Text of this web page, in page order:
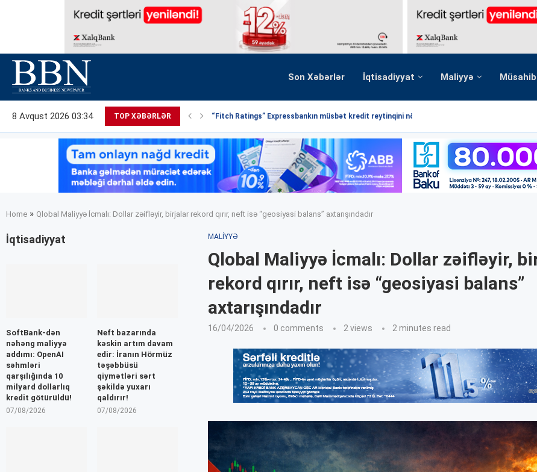
Son Xəbərlər İqtisadiyyat Maliyyə
8 Avqust 2026 03:34 TOP XƏBƏRLƏR “Fitch Ratings” Expressbankın müsbət kredit reytinqini növbəti dəfə...
Home » Qlobal Maliyyə İcmalı: Dollar zəifləyir, birjalar rekord qırır, neft isə “geosiyasi balans” axtarışındadır
MALIYYƏ
Qlobal Maliyyə İcmalı: Dollar zəifləyir,
rekord qırır, neft isə “geosiyasi balans”
axtarışındadır
16/04/2026 0 comments 2 views 2 minutes read
İqtisadiyyat
SoftBank-dən
nəhəng maliyyə
addımı: OpenAI
səhmləri
qarşılığında 10
milyard dollarlıq
kredit götürüldü!
07/08/2026
Neft bazarında
kəskin artım davam
edir: İranın Hörmüz
təşəbbüsü
qiymətləri sərt
şəkildə yuxarı
qaldırır!
07/08/2026